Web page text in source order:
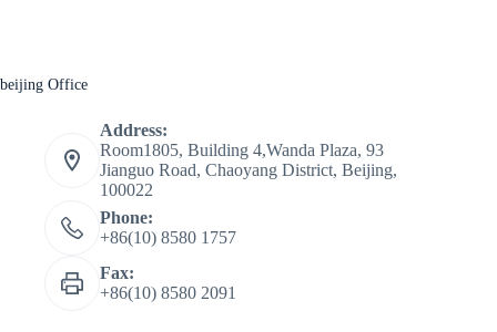
beijing Office
Address:
Room1805, Building 4,Wanda Plaza, 93
Jianguo Road, Chaoyang District, Beijing,
100022
Phone:
+86(10) 8580 1757
Fax:
+86(10) 8580 2091